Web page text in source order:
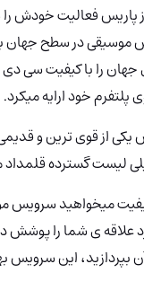
که در سال 2006 از پاریس
در سطح جهان
یکی از قوی ترین و
لیست گسترده
میخواهید سرویس
علاقه ی شما را پوشش
بپردازید، این سرویس